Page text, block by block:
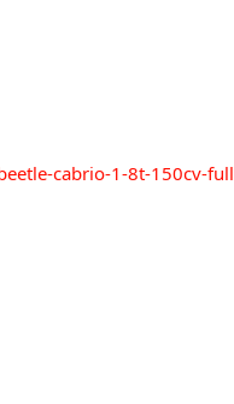
cabrio-1-8t-150cv-full